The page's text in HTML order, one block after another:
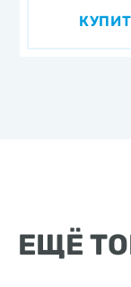
дизайн 1, 3
фарфор
ЕЩЁ